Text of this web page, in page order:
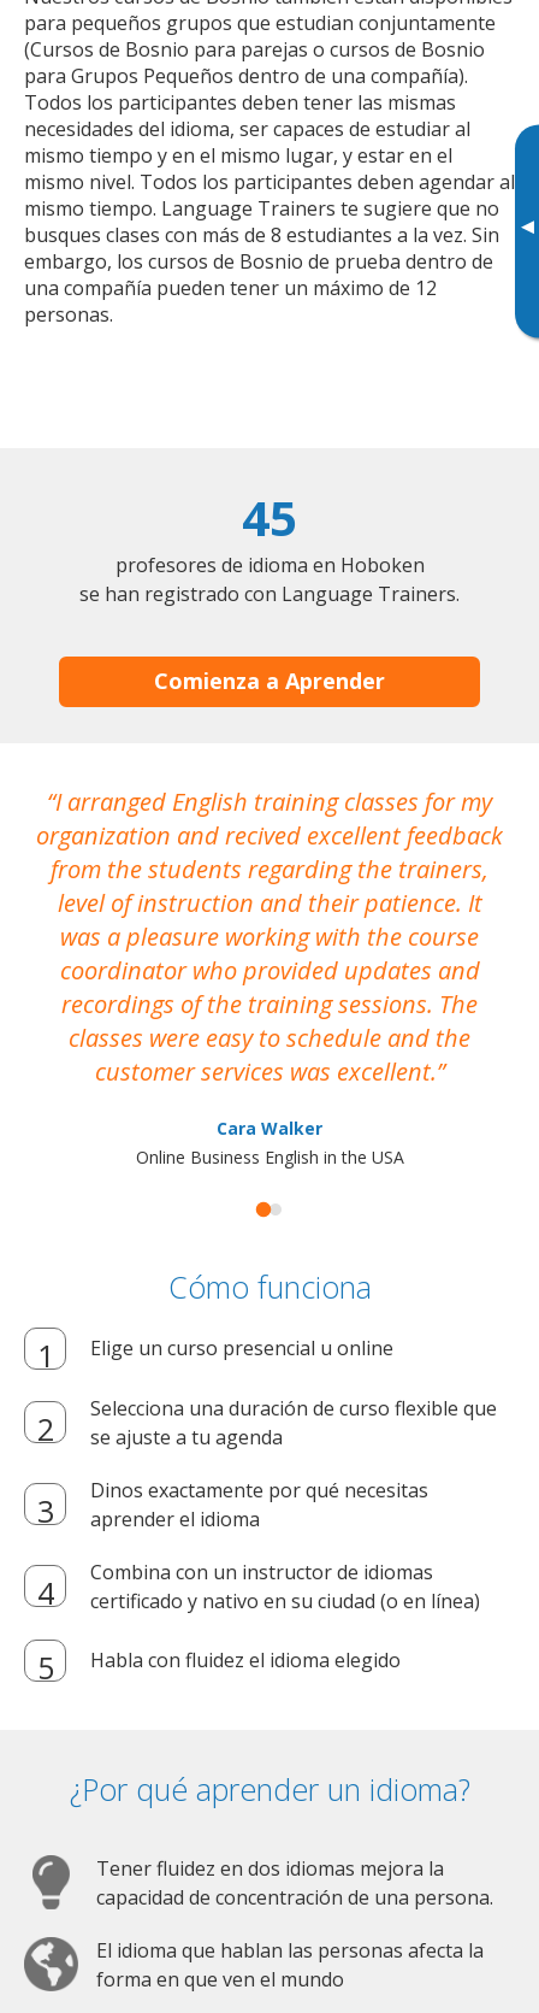
▸
para pequeños grupos que estudian conjuntamente
(Cursos de Bosnio para parejas o cursos de Bosnio
para Grupos Pequeños dentro de una compañía).
Todos los participantes deben tener las mismas
necesidades del idioma, ser capaces de estudiar al
mismo tiempo y en el mismo lugar, y estar en el
mismo nivel. Todos los participantes deben agendar al
mismo tiempo. Language Trainers te sugiere que no
busques clases con más de 8 estudiantes a la vez. Sin
embargo, los cursos de Bosnio de prueba dentro de
una compañía pueden tener un máximo de 12
personas.
45
profesores de idioma en Hoboken
se han registrado con Language Trainers.
Comienza a Aprender
I arranged English training classes for my
organization and recived excellent feedback
from the students regarding the trainers,
level of instruction and their patience. It
was a pleasure working with the course
coordinator who provided updates and
recordings of the training sessions. The
classes were easy to schedule and the
customer services was excellent.
Cara Walker
Online Business English in the USA
Cómo funciona
Elige un curso presencial u online
Selecciona una duración de curso flexible que
se ajuste a tu agenda
Dinos exactamente por qué necesitas
aprender el idioma
Combina con un instructor de idiomas
certificado y nativo en su ciudad (o en línea)
Habla con fluidez el idioma elegido
¿Por qué aprender un idioma?
Tener fluidez en dos idiomas mejora la
capacidad de concentración de una persona.
El idioma que hablan las personas afecta la
forma en que ven el mundo